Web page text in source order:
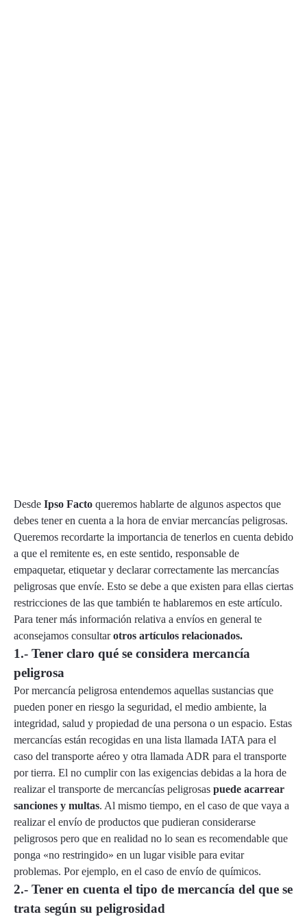
Desde Ipso Facto queremos hablarte de algunos aspectos que
debes tener en cuenta a la hora de enviar mercancías peligrosas.
Queremos recordarte la importancia de tenerlos en cuenta debido
a que el remitente es, en este sentido, responsable de
empaquetar, etiquetar y declarar correctamente las mercancías
peligrosas que envíe. Esto se debe a que existen para ellas ciertas
restricciones de las que también te hablaremos en este artículo.
Para tener más información relativa a envíos en general te
aconsejamos consultarotros artículos relacionados.
1.- Tener claro qué se considera mercancía
peligrosa
Por mercancía peligrosa entendemos aquellas sustancias que
pueden poner en riesgo la seguridad, el medio ambiente, la
integridad, salud y propiedad de una persona o un espacio. Estas
mercancías están recogidas en una lista llamada IATA para el
caso del transporte aéreo y otra llamada ADR para el transporte
por tierra. El no cumplir con las exigencias debidas a la hora de
realizar el transporte de mercancías peligrosas puede acarrear
sanciones y multas. Al mismo tiempo, en el caso de que vaya a
realizar el envío de productos que pudieran considerarse
peligrosos pero que en realidad no lo sean es recomendable que
ponga «no restringido» en un lugar visible para evitar
problemas. Por ejemplo, en el caso de envío de químicos.
2.- Tener en cuenta el tipo de mercancía del que se
trata según su peligrosidad